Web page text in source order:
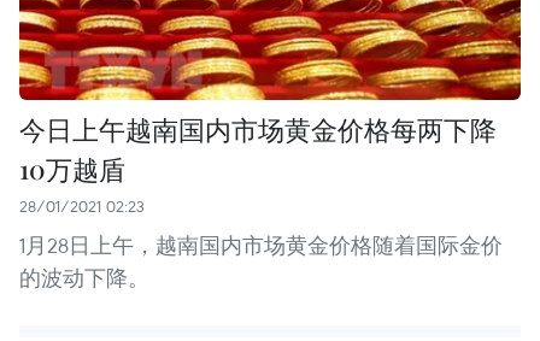
今日上午越南国内市场黄金价格每两下降
10万越盾
28/01/2021 02:23
1月28日上午，越南国内市场黄金价格随着国际金价
的波动下降。